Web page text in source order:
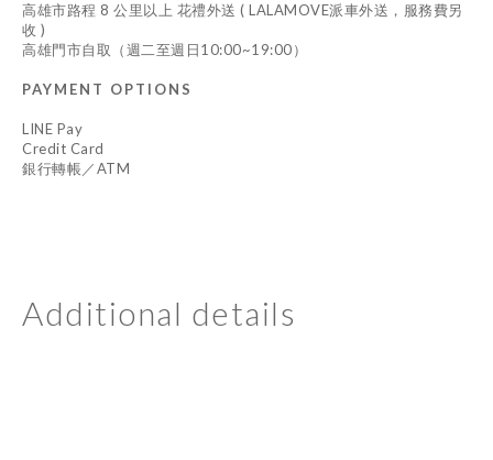
高雄市路程 8 公里以上 花禮外送 ( LALAMOVE派車外送，服務費另
收 )
高雄門市自取（週二至週日10:00~19:00）
PAYMENT OPTIONS
LINE Pay
Credit Card
銀行轉帳／ATM
Additional details